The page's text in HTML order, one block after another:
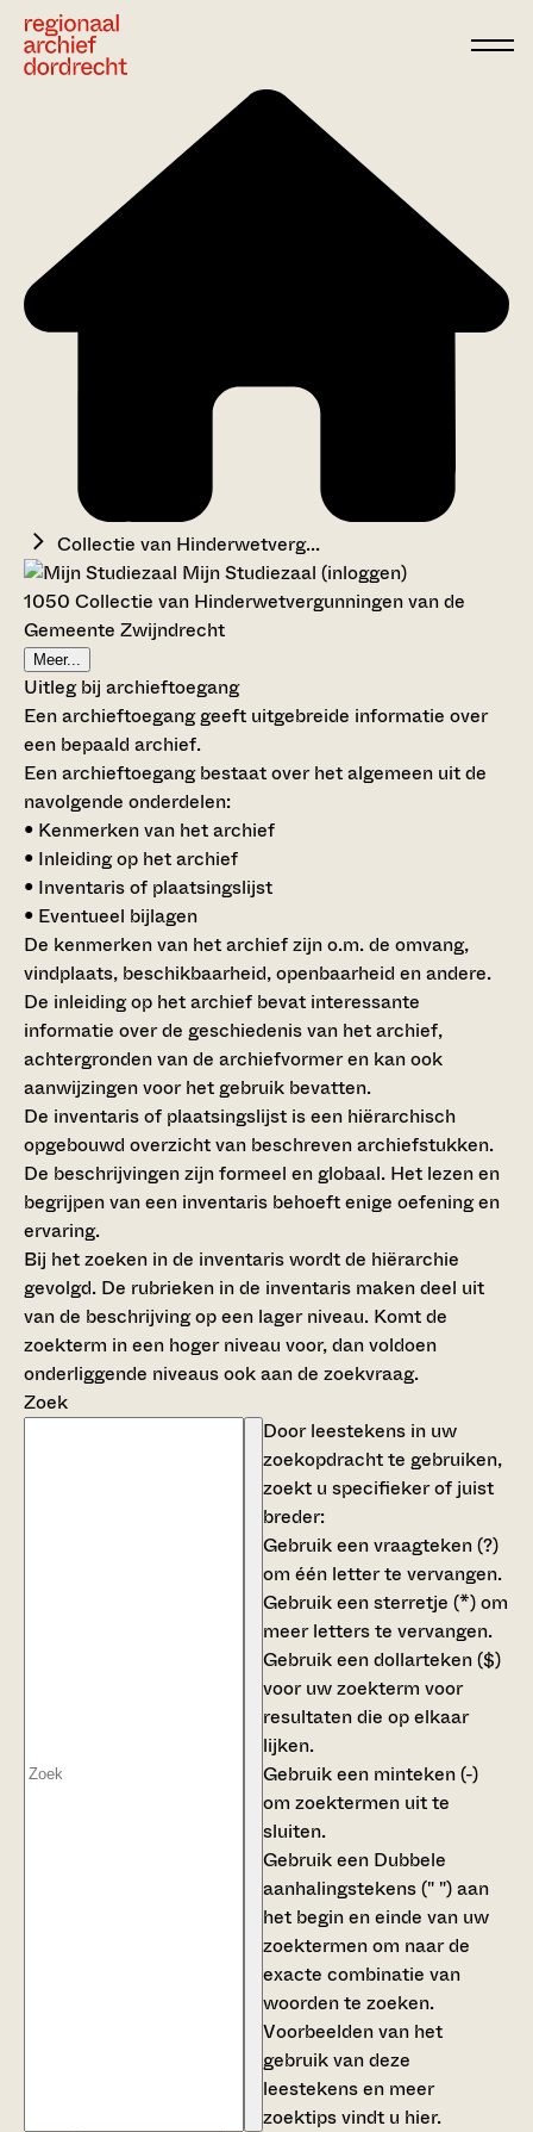
Collectie van Hinderwetverg...
Mijn Studiezaal (inloggen)
1050 Collectie van Hinderwetvergunningen van de
Gemeente Zwijndrecht
Meer...
Uitleg bij archieftoegang
Een archieftoegang geeft uitgebreide informatie over
een bepaald archief.
Een archieftoegang bestaat over het algemeen uit de
navolgende onderdelen:
• Kenmerken van het archief
• Inleiding op het archief
• Inventaris of plaatsingslijst
• Eventueel bijlagen
De kenmerken van het archief zijn o.m. de omvang,
vindplaats, beschikbaarheid, openbaarheid en andere.
De inleiding op het archief bevat interessante
informatie over de geschiedenis van het archief,
achtergronden van de archiefvormer en kan ook
aanwijzingen voor het gebruik bevatten.
De inventaris of plaatsingslijst is een hiërarchisch
opgebouwd overzicht van beschreven archiefstukken.
De beschrijvingen zijn formeel en globaal. Het lezen en
begrijpen van een inventaris behoeft enige oefening en
ervaring.
Bij het zoeken in de inventaris wordt de hiërarchie
gevolgd. De rubrieken in de inventaris maken deel uit
van de beschrijving op een lager niveau. Komt de
zoekterm in een hoger niveau voor, dan voldoen
onderliggende niveaus ook aan de zoekvraag.
Zoek
Door leestekens in uw
zoekopdracht te gebruiken,
zoekt u specifieker of juist
breder:
Gebruik eenvraagteken (?)
om één letter te vervangen.
Gebruik eensterretje (*)om
meer letters te vervangen.
Gebruik eendollarteken ($)
voor uw zoekterm voor
resultaten die op elkaar
lijken.
Gebruik een minteken (-)
om zoektermen uit te
sluiten.
Gebruik een Dubbele
aanhalingstekens (" ")aan
het begin en einde van uw
zoektermen om naar de
exacte combinatie van
woorden te zoeken.
Voorbeelden van het
gebruik van deze
leestekens en meer
zoektips vindt u hier.